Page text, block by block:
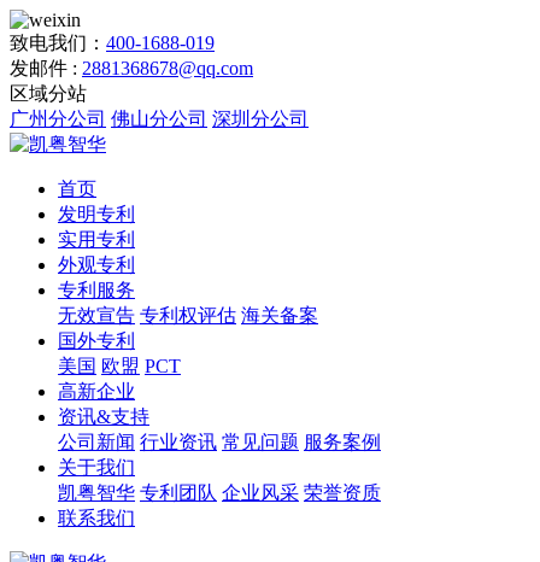
致电我们： 400-1688-019
发邮件 : 2881368678@qq.com
区域分站
广州分公司 佛山分公司 深圳分公司
首页
发明专利
实用专利
外观专利
专利服务
无效宣告 专利权评估 海关备案
国外专利
美国 欧盟 PCT
高新企业
资讯&支持
公司新闻 行业资讯 常见问题 服务案例
关于我们
凯粤智华 专利团队 企业风采 荣誉资质
联系我们